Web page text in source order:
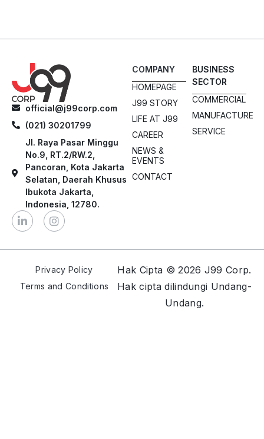
official@j99corp.com
(021) 30201799
Jl. Raya Pasar Minggu
No.9, RT.2/RW.2,
Pancoran, Kota Jakarta
Selatan, Daerah Khusus
Ibukota Jakarta,
Indonesia, 12780.
COMPANY
HOMEPAGE
J99 STORY
LIFE AT J99
CAREER
NEWS &
EVENTS
CONTACT
BUSINESS
SECTOR
COMMERCIAL
MANUFACTURE
SERVICE
Hak Cipta © 2026 J99 Corp.
Hak cipta dilindungi Undang-
Undang.
Privacy Policy
Terms and Conditions